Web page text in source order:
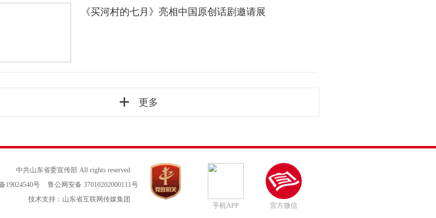
《买河村的七月》亮相中国原创话剧邀请展
更多
中共山东省委宣传部 All rights reserved
19024540号 鲁公网安备 37010202000111号
技术支持：山东省互联网传媒集团
手机APP
官方微信